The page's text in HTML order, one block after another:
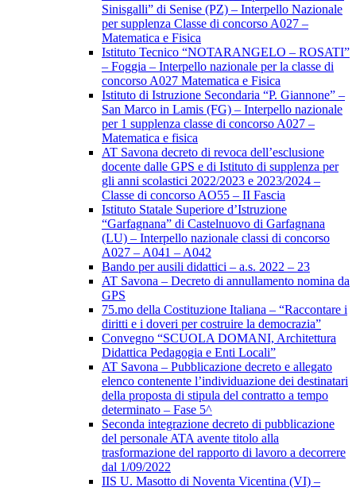
Sinisgalli” di Senise (PZ) – Interpello Nazionale
per supplenza Classe di concorso A027 –
Matematica e Fisica
Istituto Tecnico “NOTARANGELO – ROSATI”
– Foggia – Interpello nazionale per la classe di
concorso A027 Matematica e Fisica
Istituto di Istruzione Secondaria “P. Giannone” –
San Marco in Lamis (FG) – Interpello nazionale
per 1 supplenza classe di concorso A027 –
Matematica e fisica
AT Savona decreto di revoca dell’esclusione
docente dalle GPS e di Istituto di supplenza per
gli anni scolastici 2022/2023 e 2023/2024 –
Classe di concorso AO55 – II Fascia
Istituto Statale Superiore d’Istruzione
“Garfagnana” di Castelnuovo di Garfagnana
(LU) – Interpello nazionale classi di concorso
A027 – A041 – A042
Bando per ausili didattici – a.s. 2022 – 23
AT Savona – Decreto di annullamento nomina da
GPS
75.mo della Costituzione Italiana – “Raccontare i
diritti e i doveri per costruire la democrazia”
Convegno “SCUOLA DOMANI, Architettura
Didattica Pedagogia e Enti Locali”
AT Savona – Pubblicazione decreto e allegato
elenco contenente l’individuazione dei destinatari
della proposta di stipula del contratto a tempo
determinato – Fase 5^
Seconda integrazione decreto di pubblicazione
del personale ATA avente titolo alla
trasformazione del rapporto di lavoro a decorrere
dal 1/09/2022
IIS U. Masotto di Noventa Vicentina (VI) –